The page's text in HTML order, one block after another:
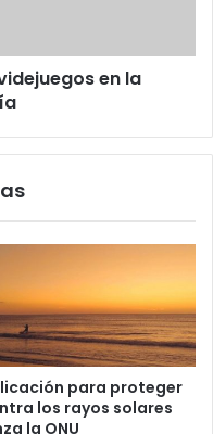
en la
para proteger
los rayos solares
la ONU